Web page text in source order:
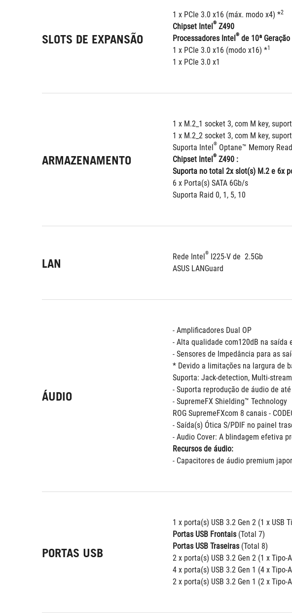
SLOTS DE EXPANSÃO
1 x PCIe 3.0 x16 (máx. modo x4) *2
Chipset Intel® Z490
Processadores Intel® de 10ª Geração
1 x PCIe 3.0 x16 (modo x16) *1
1 x PCIe 3.0 x1
ARMAZENAMENTO
1 x M.2_1 socket 3, com M key,
1 x M.2_2 socket 3, com M key,
Suporta Intel® Optane™ Memory
Chipset Intel® Z490 :
Suporta no total 2x slot(s) M.2 e 6x
6 x Porta(s) SATA 6Gb/s
Suporta Raid 0, 1, 5, 10
LAN Rede Intel® I225-V de  2.5Gb
ASUS LANGuard
ÁUDIO
- Amplificadores Dual OP
- Alta qualidade com120dB na saída
- Sensores de Impedância para as
* Devido a limitações na largura de
Suporta: Jack-detection, Multi-
- Suporta reprodução de áudio de
- SupremeFX Shielding™ Technology
ROG SupremeFXcom 8 canais -
- Saída(s) Ótica S/PDIF no painel
- Audio Cover: A blindagem efetiva
Recursos de áudio:
- Capacitores de áudio premium
PORTAS USB
1 x porta(s) USB 3.2 Gen 2 (1 x USB
Portas USB Frontais (Total 7)
Portas USB Traseiras (Total 8)
2 x porta(s) USB 3.2 Gen 2 (1 x Tipo-
4 x porta(s) USB 3.2 Gen 1 (4 x Tipo-
2 x porta(s) USB 3.2 Gen 1 (2 x Tipo-